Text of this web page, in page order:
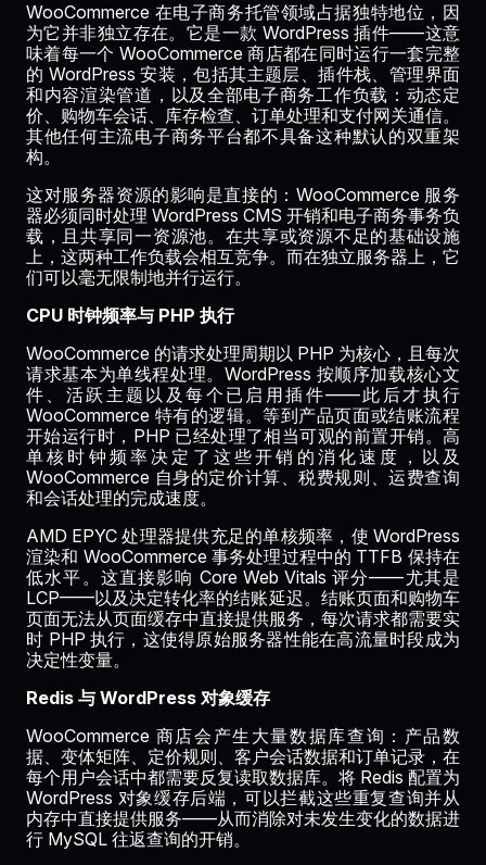
WooCommerce 在电子商务托管领域占据独特地位，因
为它并非独立存在。它是一款 WordPress 插件——这意
味着每一个 WooCommerce 商店都在同时运行一套完整
的 WordPress 安装，包括其主题层、插件栈、管理界面
和内容渲染管道，以及全部电子商务工作负载：动态定
价、购物车会话、库存检查、订单处理和支付网关通信。
其他任何主流电子商务平台都不具备这种默认的双重架
构。
这对服务器资源的影响是直接的：WooCommerce 服务
器必须同时处理 WordPress CMS 开销和电子商务事务负
载，且共享同一资源池。在共享或资源不足的基础设施
上，这两种工作负载会相互竞争。而在独立服务器上，它
们可以毫无限制地并行运行。
CPU 时钟频率与 PHP 执行
WooCommerce 的请求处理周期以 PHP 为核心，且每次
请求基本为单线程处理。WordPress 按顺序加载核心文
件、活跃主题以及每个已启用插件——此后才执行
WooCommerce 特有的逻辑。等到产品页面或结账流程
开始运行时，PHP 已经处理了相当可观的前置开销。高
单核时钟频率决定了这些开销的消化速度，以及
WooCommerce 自身的定价计算、税费规则、运费查询
和会话处理的完成速度。
AMD EPYC 处理器提供充足的单核频率，使 WordPress
渲染和 WooCommerce 事务处理过程中的 TTFB 保持在
低水平。这直接影响 Core Web Vitals 评分——尤其是
LCP——以及决定转化率的结账延迟。结账页面和购物车
页面无法从页面缓存中直接提供服务，每次请求都需要实
时 PHP 执行，这使得原始服务器性能在高流量时段成为
决定性变量。
Redis 与 WordPress 对象缓存
WooCommerce 商店会产生大量数据库查询：产品数
据、变体矩阵、定价规则、客户会话数据和订单记录，在
每个用户会话中都需要反复读取数据库。将 Redis 配置为
WordPress 对象缓存后端，可以拦截这些重复查询并从
内存中直接提供服务——从而消除对未发生变化的数据进
行 MySQL 往返查询的开销。